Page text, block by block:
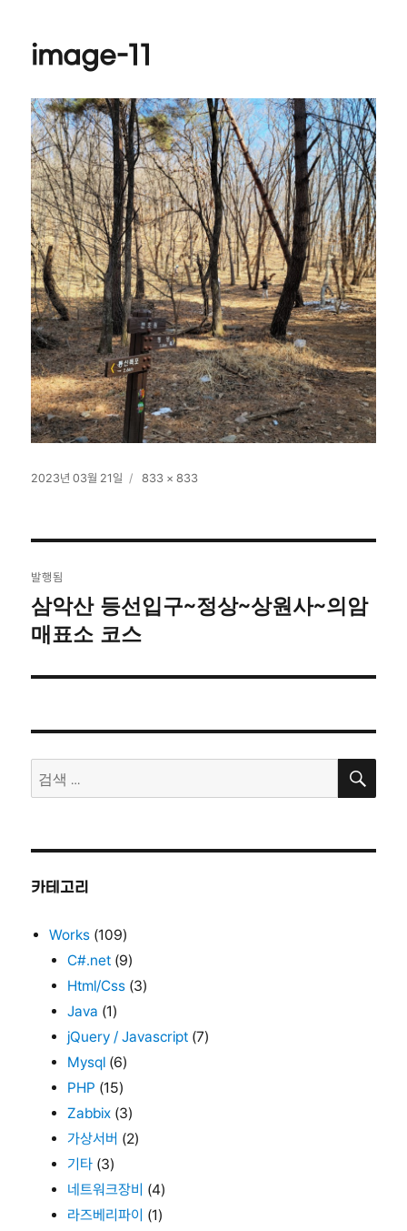
image-11
작
2023년 03월 21일
전
833 × 833
탐
색
발행됨
삼악산 등선입구~정상~상원사~의암
매표소 코스
검
색:
검
카테고리
Works (109)
C#.net (9)
Html/Css (3)
Java (1)
jQuery / Javascript (7)
Mysql (6)
PHP (15)
Zabbix (3)
가상서버 (2)
기타 (3)
네트워크장비 (4)
라즈베리파이 (1)